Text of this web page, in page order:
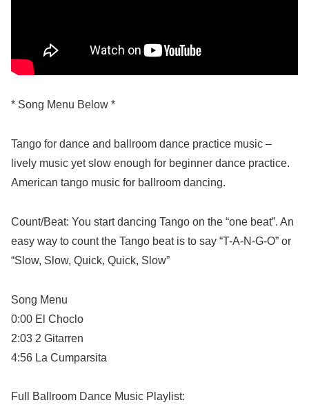
* Song Menu Below *
Tango for dance and ballroom dance practice music –
lively music yet slow enough for beginner dance practice.
American tango music for ballroom dancing.
Count/Beat: You start dancing Tango on the “one beat”. An
easy way to count the Tango beat is to say “T-A-N-G-O” or
“Slow, Slow, Quick, Quick, Slow”
Song Menu
0:00 El Choclo
2:03 2 Gitarren
4:56 La Cumparsita
Full Ballroom Dance Music Playlist: